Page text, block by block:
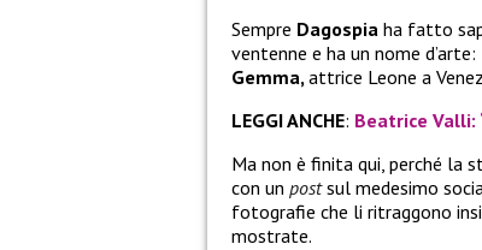
Sempre Dagospia ha fatto
ventenne e ha un nome d’arte:
Gemma,attrice Leone a
LEGGI ANCHE: Beatrice Valli:
Ma non è finita qui, perché la
con un postsul medesimo
fotografie che li ritraggono
mostrate.